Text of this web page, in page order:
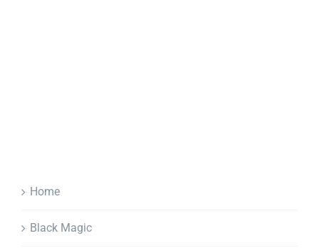
Home
Black Magic